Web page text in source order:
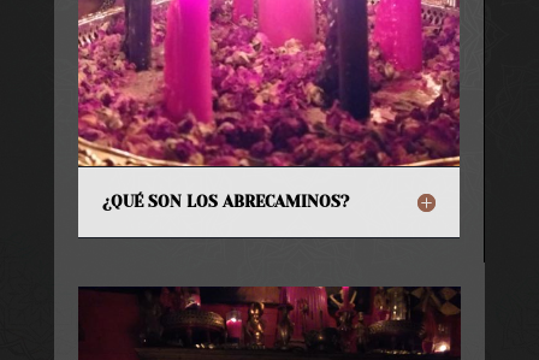
¿QUÉ SON LOS ABRECAMINOS?